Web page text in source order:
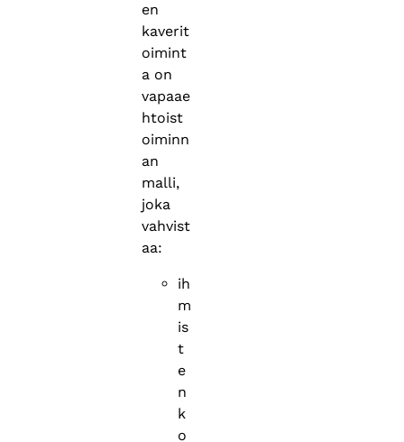
en
kaverit
oimint
a on
vapaae
htoist
oiminn
an
malli,
joka
vahvist
aa:
ih
m
is
t
e
n
k
o